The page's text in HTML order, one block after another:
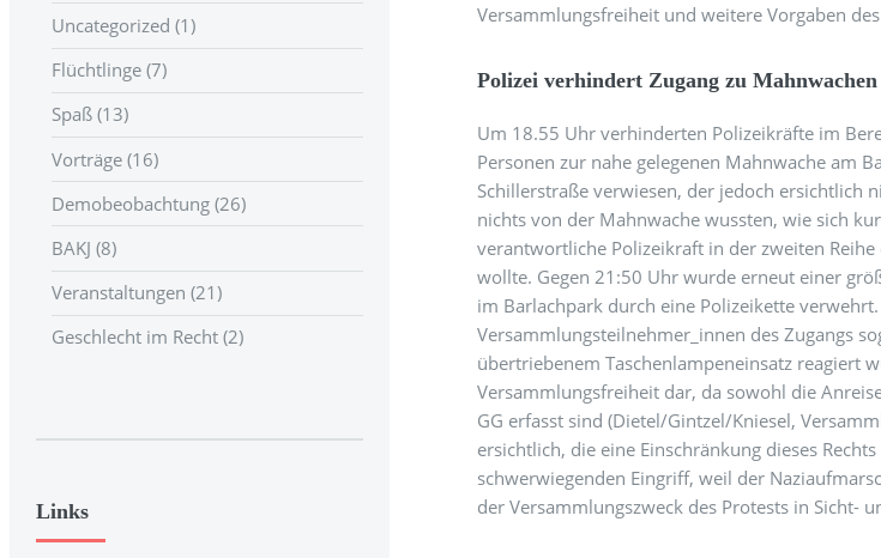
Versammlungsfreiheit und weitere Vorgaben
Polizei verhindert Zugang zu Mahnwachen
Um 18.55 Uhr verhinderten Polizeikräfte im
Personen zur nahe gelegenen Mahnwache am
Schillerstraße verwiesen, der jedoch ersichtlich
nichts von der Mahnwache wussten, wie sich
verantwortliche Polizeikraft in der zweiten
wollte. Gegen 21:50 Uhr wurde erneut einer
im Barlachpark durch eine Polizeikette
Versammlungsteilnehmer_innen des Zugangs
übertriebenem Taschenlampeneinsatz reagiert
Versammlungsfreiheit dar, da sowohl die
GG erfasst sind (Dietel/Gintzel/Kniesel,
ersichtlich, die eine Einschränkung dieses
schwerwiegenden Eingriff, weil der
der Versammlungszweck des Protests in Sicht-
Uncategorized (1)
Flüchtlinge (7)
Spaß (13)
Vorträge (16)
Demobeobachtung (26)
BAKJ (8)
Veranstaltungen (21)
Geschlecht im Recht (2)
Links